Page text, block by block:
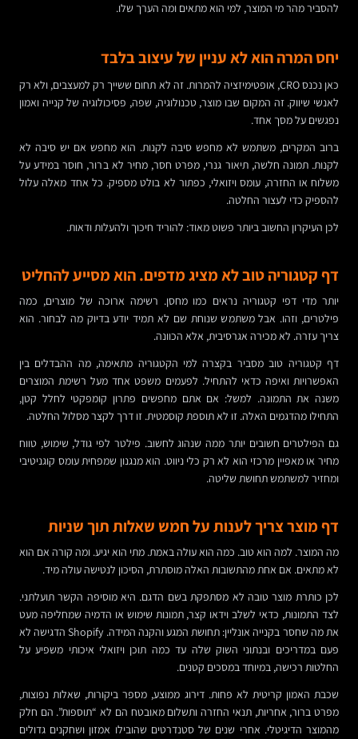
להסביר מהר מי המוצר, למי הוא מתאים ומה הערך שלו.
יחס המרה הוא לא עניין של עיצוב בלבד
כאן נכנס CRO, אופטימיזציה להמרות. זה לא תחום ששייך רק למעצבים, ולא רק
לאנשי שיווק. זה המקום שבו מוצר, טכנולוגיה, שפה, פסיכולוגיה של קנייה ואמון
נפגשים על מסך אחד.
ברוב המקרים, משתמש לא מחפש סיבה לקנות. הוא מחפש אם יש סיבה לא
לקנות. תמונה חלשה, תיאור גנרי, מפרט חסר, מחיר לא ברור, חוסר במידע על
משלוח או החזרה, עומס ויזואלי, כפתור לא בולט מספיק. כל אחד מאלה עלול
להספיק כדי לעצור החלטה.
לכן העיקרון החשוב ביותר פשוט מאוד: להוריד חיכוך ולהעלות ודאות.
דף קטגוריה טוב לא מציג מדפים. הוא מסייע להחליט
יותר מדי דפי קטגוריה נראים כמו מחסן. רשימה ארוכה של מוצרים, כמה
פילטרים, וזהו. אבל משתמש שנוחת שם לא תמיד יודע בדיוק מה לבחור. הוא
צריך עזרה. לא מכירה אגרסיבית, אלא הכוונה.
דף קטגוריה טוב מסביר בקצרה למי הקטגוריה מתאימה, מה ההבדלים בין
האפשרויות ואיפה כדאי להתחיל. לפעמים משפט אחד מעל רשימת המוצרים
משנה את התמונה. למשל: אם אתם מחפשים פתרון קומפקטי לחלל קטן,
התחילו מהדגמים האלה. זו לא תוספת קוסמטית. זו דרך לקצר מסלול החלטה.
גם הפילטרים חשובים יותר ממה שנהוג לחשוב. פילטר לפי גודל, שימוש, טווח
מחיר או מאפיין מרכזי הוא לא רק כלי ניווט. הוא מנגנון שמפחית עומס קוגניטיבי
ומחזיר למשתמש תחושת שליטה.
דף מוצר צריך לענות על חמש שאלות תוך שניות
מה המוצר. למה הוא טוב. כמה הוא עולה באמת. מתי הוא יגיע. ומה קורה אם הוא
לא מתאים. אם אחת מהתשובות האלה מוסתרת, הסיכון לנטישה עולה מיד.
לכן כותרת מוצר טובה לא מסתפקת בשם הדגם. היא מוסיפה הקשר תועלתני.
לצד התמונות, כדאי לשלב וידאו קצר, תמונות שימוש או הדמיה שמחליפה מעט
את מה שחסר בקנייה אונליין: תחושת המגע והקנה המידה. Shopify הדגישה לא
פעם במדריכים ובנתוני השוק שלה עד כמה תוכן ויזואלי איכותי משפיע על
החלטות רכישה, במיוחד במסכים קטנים.
שכבת האמון קריטית לא פחות. דירוג ממוצע, מספר ביקורות, שאלות נפוצות,
מפרט ברור, אחריות, תנאי החזרה ותשלום מאובטח הם לא “תוספות”. הם חלק
מהמוצר הדיגיטלי. אחרי שנים של סטנדרטים שהובילו אמזון ושחקנים גדולים